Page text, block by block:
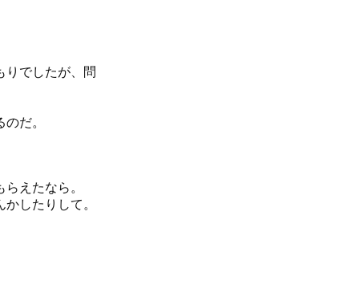
りでしたが、問
だ。
えたなら。
したりして。